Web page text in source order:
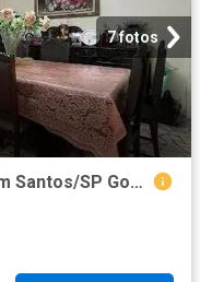
7 fotos
Casa / Sobrado para Locação em Santos/SP Gonzaga 4 Quartos